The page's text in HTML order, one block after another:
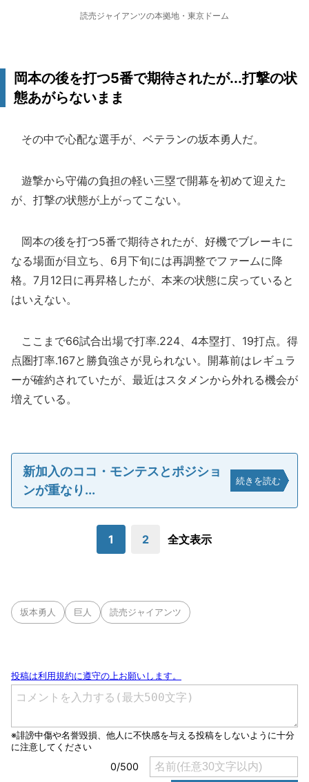
読売ジャイアンツの本拠地・東京ドーム
岡本の後を打つ5番で期待されたが...打撃の状
態あがらないまま
その中で心配な選手が、ベテランの坂本勇人だ。
遊撃から守備の負担の軽い三塁で開幕を初めて迎えた
が、打撃の状態が上がってこない。
岡本の後を打つ5番で期待されたが、好機でブレーキに
なる場面が目立ち、6月下旬には再調整でファームに降
格。7月12日に再昇格したが、本来の状態に戻っていると
はいえない。
ここまで66試合出場で打率.224、4本塁打、19打点。得
点圏打率.167と勝負強さが見られない。開幕前はレギュラ
ーが確約されていたが、最近はスタメンから外れる機会が
増えている。
新加入のココ・モンテスとポジショ
ンが重なり...
続きを読む
1 2 全文表示
坂本勇人 巨人 読売ジャイアンツ